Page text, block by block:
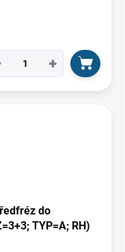
+
do
TYP=A; RH)